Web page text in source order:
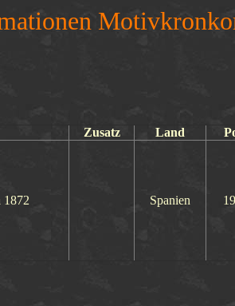
Zusatz Land
1872 Spanien